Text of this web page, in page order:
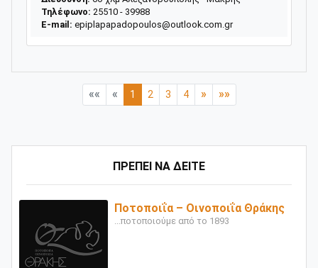
ΠΡΕΠΕΙ ΝΑ ΔΕΙΤΕ
Ποτοποιΐα – Οινοποιΐα Θράκης
...ποτοποιούμε από το 1893
Τηλέφωνο: 25510 - 39988
E-mail: epiplapapadopoulos@outlook.com.gr
«« « 1 2 3 4 » »»